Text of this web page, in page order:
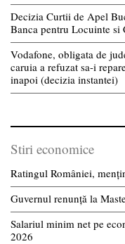
Decizia Curtii de Apel
Banca pentru Locuinte si
Vodafone, obligata de
caruia a refuzat sa-i
inapoi (decizia instantei)
Stiri economice
Ratingul României,
Guvernul renunță la
Salariul minim net pe
2026